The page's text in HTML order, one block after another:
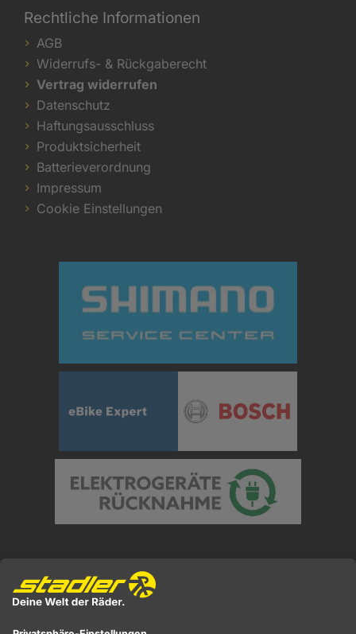
Rechtliche Informationen
AGB
Widerrufs- & Rückgaberecht
Vertrag widerrufen
Datenschutz
Haftungsausschluss
Produktsicherheit
Batterieverordnung
Impressum
Cookie Einstellungen